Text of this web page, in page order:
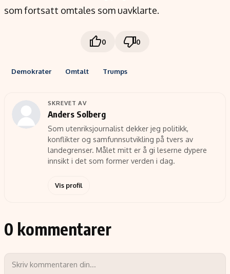
som fortsatt omtales som uavklarte.
0 0
Demokrater Omtalt Trumps
SKREVET AV
Anders Solberg
Som utenriksjournalist dekker jeg politikk,
konflikter og samfunnsutvikling på tvers av
landegrenser. Målet mitt er å gi leserne dypere
innsikt i det som former verden i dag.
Vis profil
0 kommentarer